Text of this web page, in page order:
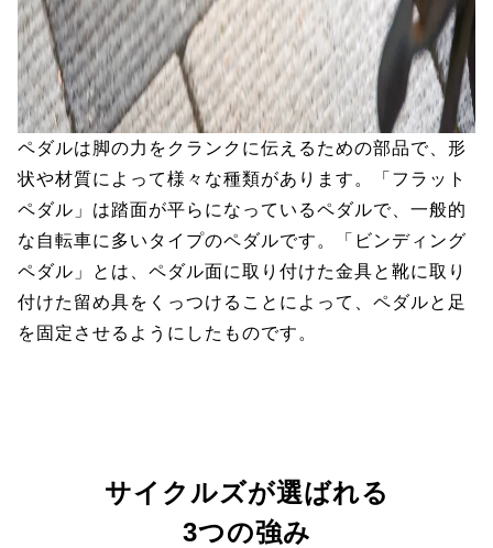
ペダルは脚の力をクランクに伝えるための部品で、形
状や材質によって様々な種類があります。「フラット
ペダル」は踏面が平らになっているペダルで、一般的
な自転車に多いタイプのペダルです。「ビンディング
ペダル」とは、ペダル面に取り付けた金具と靴に取り
付けた留め具をくっつけることによって、ペダルと足
を固定させるようにしたものです。
サイクルズが選ばれる
3つの強み